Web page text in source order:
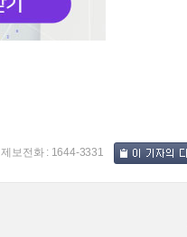
제보전화 : 1644-3331